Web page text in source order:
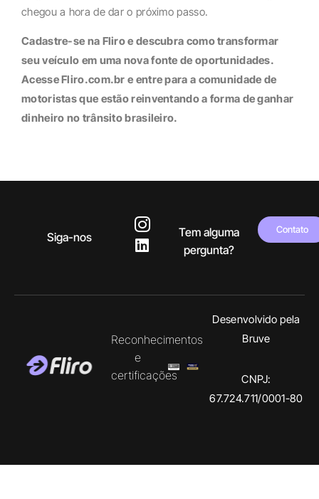
chegou a hora de dar o próximo passo.
Cadastre-se na Fliro e descubra como transformar
seu veículo em uma nova fonte de oportunidades.
Acesse Fliro.com.br e entre para a comunidade de
motoristas que estão reinventando a forma de ganhar
dinheiro no trânsito brasileiro.
Siga-nos
Tem alguma
pergunta?
Contato
Reconhecimentos
e
certificações
Desenvolvido pela
Bruve
CNPJ:
67.724.711/0001-80